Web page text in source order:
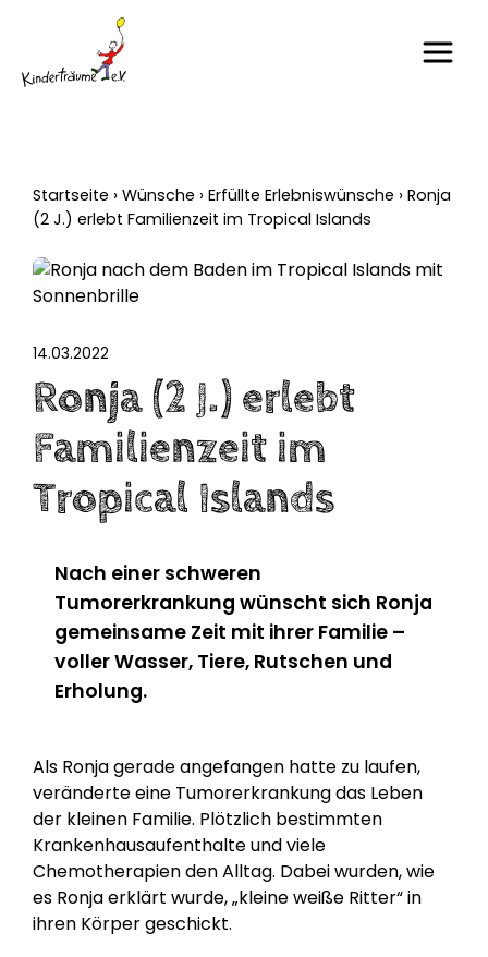
Startseite › Wünsche › Erfüllte Erlebniswünsche › Ronja
(2 J.) erlebt Familienzeit im Tropical Islands
14.03.2022
Ronja (2 J.) erlebt
Familienzeit im
Tropical Islands
Nach einer schweren
Tumorerkrankung wünscht sich Ronja
gemeinsame Zeit mit ihrer Familie –
voller Wasser, Tiere, Rutschen und
Erholung.
Als Ronja gerade angefangen hatte zu laufen,
veränderte eine Tumorerkrankung das Leben
der kleinen Familie. Plötzlich bestimmten
Krankenhausaufenthalte und viele
Chemotherapien den Alltag. Dabei wurden, wie
es Ronja erklärt wurde, „kleine weiße Ritter“ in
ihren Körper geschickt.